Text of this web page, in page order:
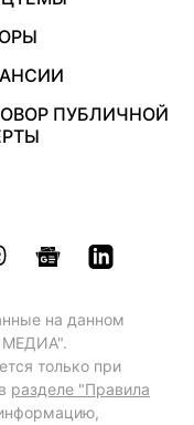
ПУБЛИЧНОЙ
на данном
МЕДИА".
только при
разделе "Правила